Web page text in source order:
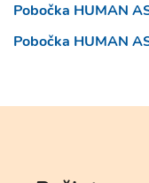
Pobočka HUMAN
Pobočka HUMAN